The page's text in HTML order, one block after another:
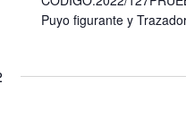
Puyo figurante y